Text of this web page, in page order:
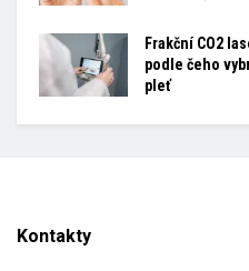
Frakční CO2
podle čeho
pleť
Kontakty